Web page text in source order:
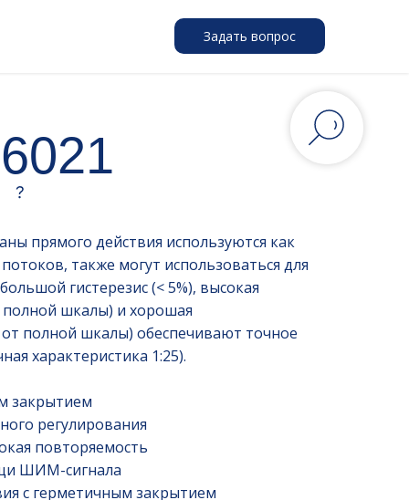
Задать вопрос
прямого действия используются как
также могут использоваться для
гистерезис (< 5%), высокая
полной шкалы) и хорошая
от полной шкалы) обеспечивают точное
характеристика 1:25).
закрытием
регулирования
повторяемость
ШИМ-сигнала
с герметичным закрытием